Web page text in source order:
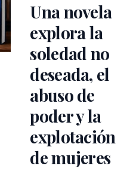
Una novela
explora la
soledad no
deseada, el
abuso de
poder y la
explotación
de mujeres